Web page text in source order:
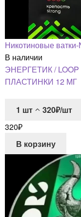
Никотиновые
В наличии
ЭНЕРГЕТИК /
ПЛАСТИНКИ 12 МГ
1 шт
320₽/шт
320₽
В корзину